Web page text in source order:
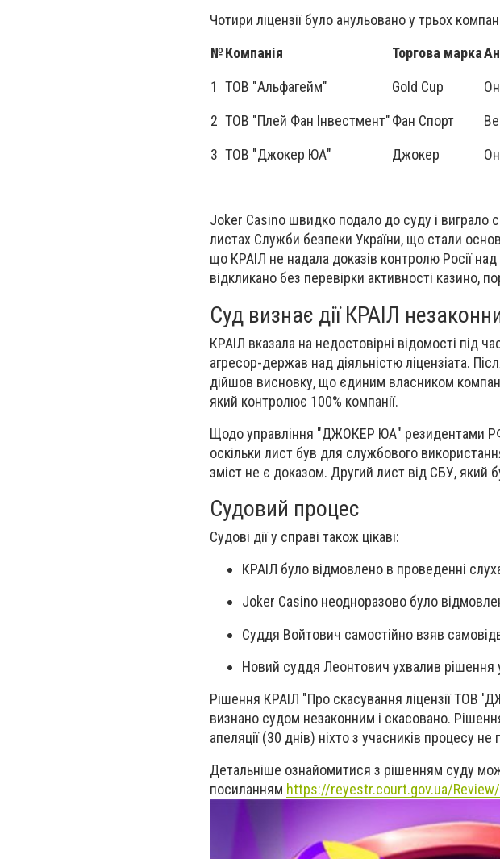
Чотири ліцензії було анульовано у трьох
№Компанія Торгова марка
1 ТОВ "Альфагейм" Gold Cup
2 ТОВ "Плей Фан Інвестмент"Фан Спорт
3 ТОВ "Джокер ЮА" Джокер
Joker Casino швидко подало до суду і виграло
листах Служби безпеки України, що стали
що КРАІЛ не надала доказів контролю Росії
відкликано без перевірки активності казино,
Суд визнає дії КРАІЛ
КРАІЛ вказала на недостовірні відомості під
агресор-держав над діяльністю ліцензіата.
дійшов висновку, що єдиним власником
який контролює 100% компанії.
Щодо управління "ДЖОКЕР ЮА" резидентами
оскільки лист був для службового
зміст не є доказом. Другий лист від СБУ, який
Судовий процес
Судові дії у справі також цікаві:
КРАІЛ було відмовлено в проведенні
Joker Casino неодноразово було
Суддя Войтович самостійно взяв
Новий суддя Леонтович ухвалив
Рішення КРАІЛ "Про скасування ліцензії
визнано судом незаконним і скасовано.
апеляції (30 днів) ніхто з учасників процесу
Детальніше ознайомитися з рішенням суду
посиланням https://reyestr.court.gov.ua/